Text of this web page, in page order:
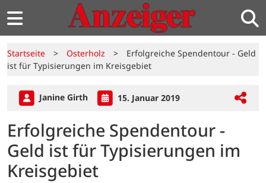
Startseite > Osterholz >
Erfolgreiche Spendentour - Geld
ist für Typisierungen im Kreisgebiet
Janine Girth 15. Januar 2019
Erfolgreiche Spendentour -
Geld ist für Typisierungen im
Kreisgebiet